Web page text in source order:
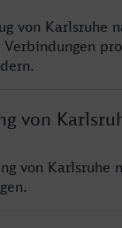
von Karlsruhe
von
von Karlsruhe